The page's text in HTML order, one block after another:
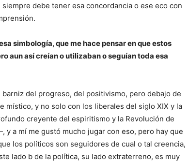
debe tener esa concordancia o ese eco con
simbología, que me hace pensar en que estos
aun así creían o utilizaban o seguían toda esa
del progreso, del positivismo, pero debajo de
místico, y no solo con los liberales del siglo XIX y la
creyente del espiritismo y la Revolución de
y a mí me gustó mucho jugar con eso, pero hay que
los políticos son seguidores de cual o tal creencia,
lado b de la política, su lado extraterreno, es muy